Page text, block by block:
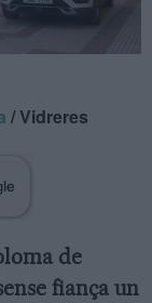
/ Vidreres
de
fiança un